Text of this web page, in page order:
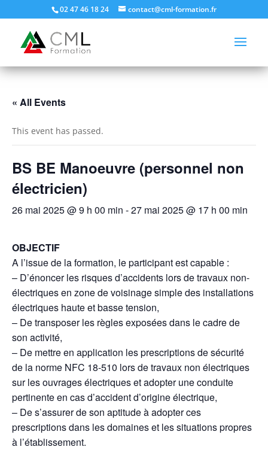
02 47 46 18 24 contact@cml-formation.fr
« All Events
This event has passed.
BS BE Manoeuvre (personnel non
électricien)
26 mai 2025 @ 9 h 00 min -27 mai 2025 @ 17 h 00 min
OBJECTIF
A l’issue de la formation, le participant est capable :
– D’énoncer les risques d’accidents lors de travaux non-
électriques en zone de voisinage simple des installations
électriques haute et basse tension,
– De transposer les règles exposées dans le cadre de
son activité,
– De mettre en application les prescriptions de sécurité
de la norme NFC 18-510 lors de travaux non électriques
sur les ouvrages électriques et adopter une conduite
pertinente en cas d’accident d’origine électrique,
– De s’assurer de son aptitude à adopter ces
prescriptions dans les domaines et les situations propres
à l’établissement.